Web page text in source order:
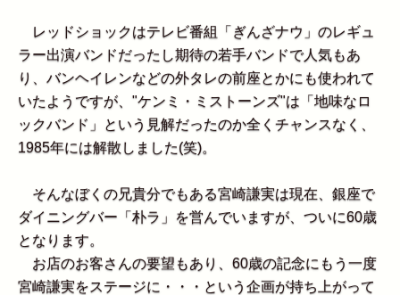
レッドショックはテレビ番組「ぎんざナウ」のレギュ
ラー出演バンドだったし期待の若手バンドで人気もあ
り、バンヘイレンなどの外タレの前座とかにも使われて
いたようですが、"ケンミ・ミストーンズ"は「地味なロ
ックバンド」という見解だったのか全くチャンスなく、
1985年には解散しました(笑)。
そんなぼくの兄貴分でもある宮崎謙実は現在、銀座で
ダイニングバー「朴ラ」を営んでいますが、ついに60歳
となります。
お店のお客さんの要望もあり、60歳の記念にもう一度
宮崎謙実をステージに・・・という企画が持ち上がって